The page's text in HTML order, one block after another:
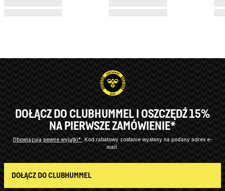
DOŁĄCZ DO CLUBHUMMEL I OSZCZĘDŹ 15%
NA PIERWSZE ZAMÓWIENIE*
Obowiązują pewne wyjątki*
Kod rabatowy zostanie wysłany na podany adres e-
mail.
DOŁĄCZ DO CLUBHUMMEL